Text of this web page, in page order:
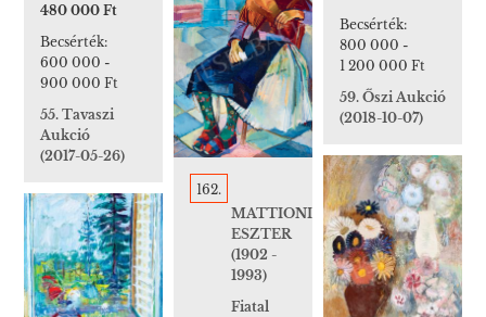
Becsérték:
800 000 -
1 200 000 Ft
59. Őszi Aukció
(2018-10-07)
480 000 Ft
Becsérték:
600 000 -
900 000 Ft
55. Tavaszi
Aukció
(2017-05-26)
162.
MATTIONI
ESZTER
(1902 -
1993)
Fiatal